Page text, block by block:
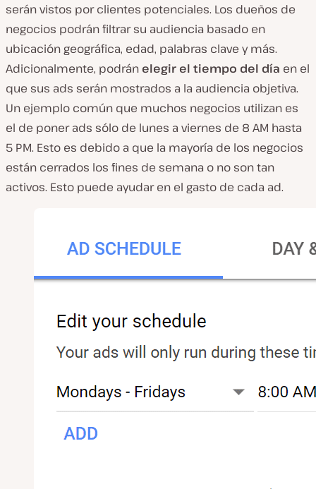
serán vistos por clientes potenciales. Los dueños de
negocios podrán filtrar su audiencia basado en
ubicación geográfica, edad, palabras clave y más.
Adicionalmente, podrán elegir el tiempo del día en el
que sus ads serán mostrados a la audiencia objetiva.
Un ejemplo común que muchos negocios utilizan es
el de poner ads sólo de lunes a viernes de 8 AM hasta
5 PM. Esto es debido a que la mayoría de los negocios
están cerrados los fines de semana o no son tan
activos. Esto puede ayudar en el gasto de cada ad.